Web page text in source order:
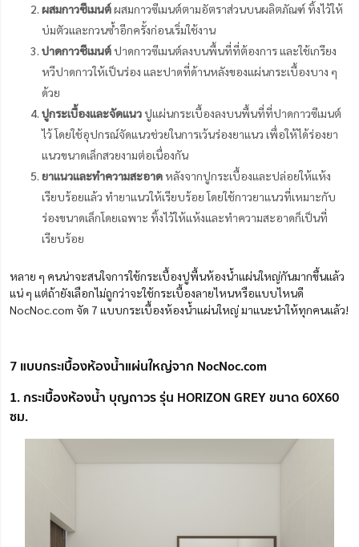
ผสมกาวซีเมนต์ผสมกาวซีเมนต์ตามอัตราส่วนบนผลิตภัณฑ์ ทิ้งไว้ให้
บ่มตัวและกวนซ้ำอีกครั้งก่อนเริ่มใช้งาน
ปาดกาวซีเมนต์ ปาดกาวซีเมนต์ลงบนพื้นที่ที่ต้องการ และใช้เกรียง
หวีปาดกาวให้เป็นร่อง และปาดที่ด้านหลังของแผ่นกระเบื้องบาง ๆ
ด้วย
ปูกระเบื้องและจัดแนว ปูแผ่นกระเบื้องลงบนพื้นที่ที่ปาดกาวซีเมนต์
ไว้ โดยใช้อุปกรณ์จัดแนวช่วยในการเว้นร่องยาแนว เพื่อให้ได้ร่องยา
แนวขนาดเล็กสวยงามต่อเนื่องกัน
ยาแนวและทำความสะอาด หลังจากปูกระเบื้องและปล่อยให้แห้ง
เรียบร้อยแล้ว ทำยาแนวให้เรียบร้อย โดยใช้กาวยาแนวที่เหมาะกับ
ร่องขนาดเล็กโดยเฉพาะ ทิ้งไว้ให้แห้งและทำความสะอาดก็เป็นที่
เรียบร้อย
หลาย ๆ คนน่าจะสนใจการใช้กระเบื้องปูพื้นห้องน้ำแผ่นใหญ่กันมากขึ้นแล้ว
แน่ ๆ แต่ถ้ายังเลือกไม่ถูกว่าจะใช้กระเบื้องลายไหนหรือแบบไหนดี
NocNoc.com จัด 7 แบบกระเบื้องห้องน้ำแผ่นใหญ่ มาแนะนำให้ทุกคนแล้ว!
7 แบบกระเบื้องห้องน้ำแผ่นใหญ่จาก NocNoc.com
1. กระเบื้องห้องน้ำ บุญถาวร รุ่น HORIZON GREY ขนาด 60X60
ซม.